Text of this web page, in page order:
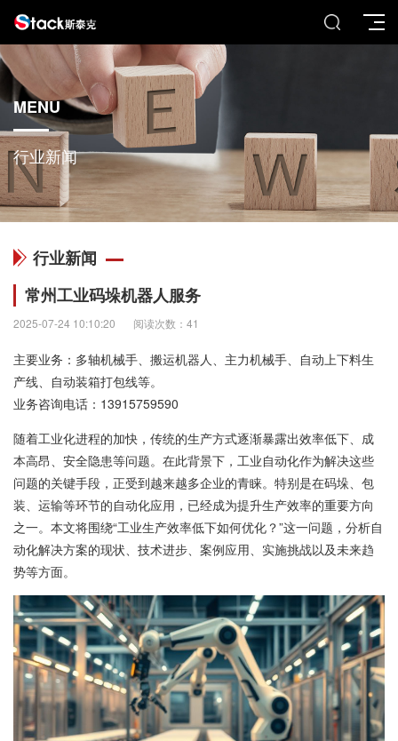
MENU
行业新闻
行业新闻
常州工业码垛机器人服务
2025-07-24 10:10:20 阅读次数：41
主要业务：多轴机械手、搬运机器人、主力机械手、自动上下料生
产线、自动装箱打包线等。
业务咨询电话： 13915759590
随着工业化进程的加快，传统的生产方式逐渐暴露出效率低下、成
本高昂、安全隐患等问题。在此背景下，工业自动化作为解决这些
问题的关键手段，正受到越来越多企业的青睐。特别是在码垛、包
装、运输等环节的自动化应用，已经成为提升生产效率的重要方向
之一。本文将围绕“工业生产效率低下如何优化？”这一问题，分析自
动化解决方案的现状、技术进步、案例应用、实施挑战以及未来趋
势等方面。